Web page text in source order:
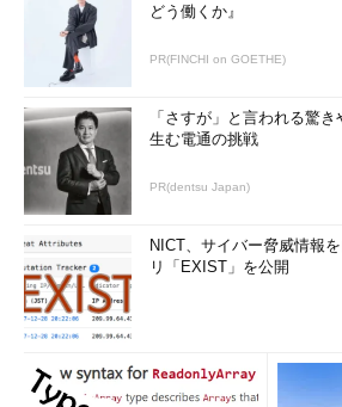
どう働くか』
PR(FINCHI on GOETHE)
「さすが」と言われる驚
生む電通の挑戦
PR(dentsu Japan)
NICT、サイバー脅威情報
リ「EXIST」を公開